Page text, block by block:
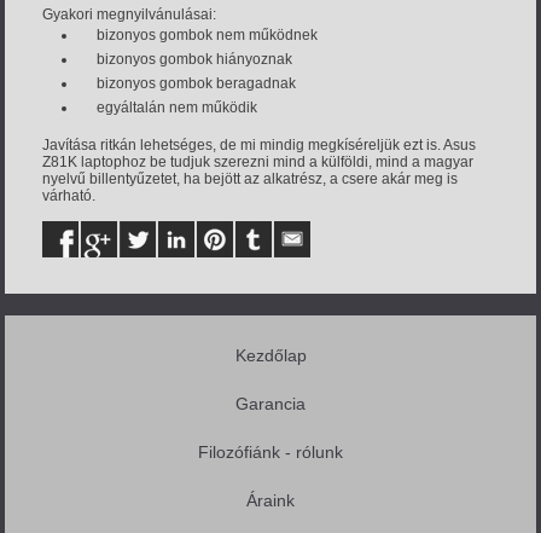
Gyakori megnyilvánulásai:
bizonyos gombok nem működnek
bizonyos gombok hiányoznak
bizonyos gombok beragadnak
egyáltalán nem működik
Javítása ritkán lehetséges, de mi mindig megkíséreljük ezt is. Asus
Z81K laptophoz be tudjuk szerezni mind a külföldi, mind a magyar
nyelvű billentyűzetet, ha bejött az alkatrész, a csere akár meg is
várható.
Kezdőlap
Garancia
Filozófiánk - rólunk
Áraink